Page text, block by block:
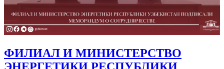
ФИЛИАЛ И МИНИСТЕРСТВО
ЭНЕРГЕТИКИ РЕСПУБЛИКИ